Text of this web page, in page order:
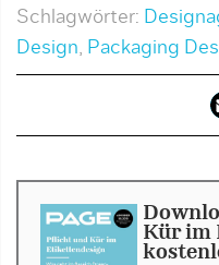
Schlagwörter:
Design, Packaging
Kür im